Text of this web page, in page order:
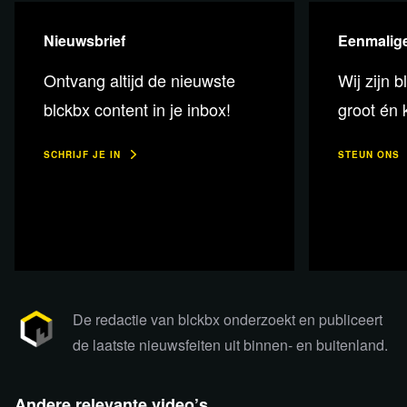
Werfen financieel monetair specialist Anthony Migchels.
Presentatie:E rwin Taams
Nieuwsbrief
Ontvang altijd de nieuwste
blckbx content in je inbox!
SCHRIJF JE IN
Wij zijn
groot én
STEUN ONS
De redactie van blckbx onderzoekt en publiceert
de laatste nieuwsfeiten uit binnen- en buitenland.